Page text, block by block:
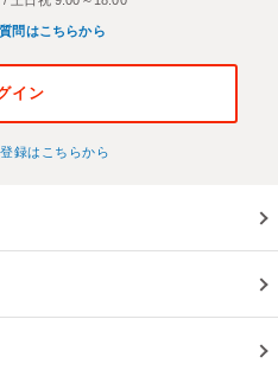
問はこちらから
イン
録はこちらから